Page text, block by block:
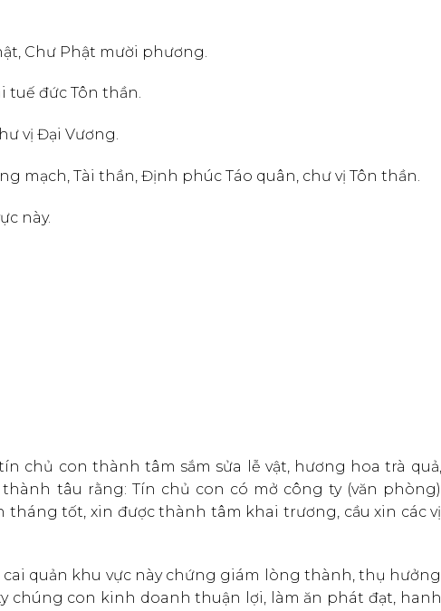
Chư Phật mười phương.
tuế đức Tôn thần.
vị Đại Vương.
mạch, Tài thần, Định phúc Táo quân, chư vị Tôn thần.
này.
chủ con thành tâm sắm sửa lễ vật, hương hoa trà quả,
tâu rằng: Tín chủ con có mở công ty (văn phòng)
tháng tốt, xin được thành tâm khai trương, cầu xin các vị
cai quản khu vực này chứng giám lòng thành, thụ hưởng
chúng con kinh doanh thuận lợi, làm ăn phát đạt, hanh